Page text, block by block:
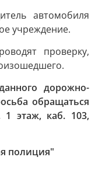
автомобиля
учреждение.
проверку,
дорожно-
обращаться
1 этаж, каб. 103,
полиция"